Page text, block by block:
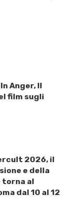
Anger, Il
film sugli
2026, il
e della
torna al
dal 10 al 12